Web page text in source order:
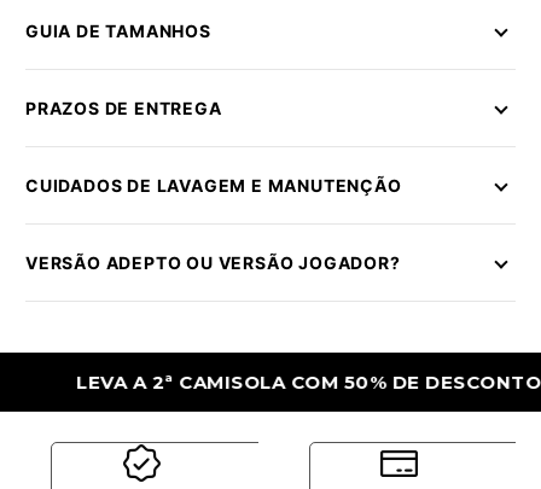
GUIA DE TAMANHOS
PRAZOS DE ENTREGA
CUIDADOS DE LAVAGEM E MANUTENÇÃO
VERSÃO ADEPTO OU VERSÃO JOGADOR?
LEVA A 2ª CAMISOLA COM 50% DE DESCONTO